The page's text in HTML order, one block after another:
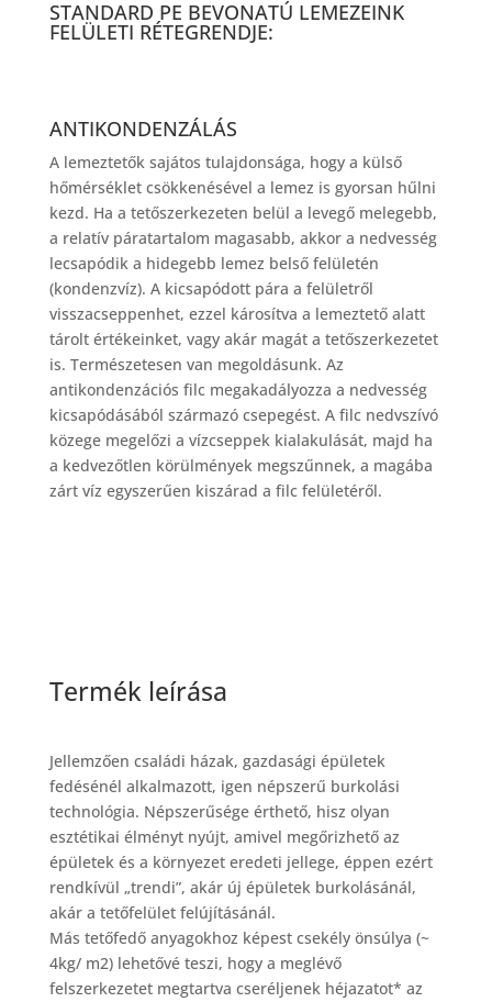
STANDARD PE BEVONATÚ LEMEZEINK
FELÜLETI RÉTEGRENDJE:
ANTIKONDENZÁLÁS
A lemeztetők sajátos tulajdonsága, hogy a külső
hőmérséklet csökkenésével a lemez is gyorsan hűlni
kezd. Ha a tetőszerkezeten belül a levegő melegebb,
a relatív páratartalom magasabb, akkor a nedvesség
lecsapódik a hidegebb lemez belső felületén
(kondenzvíz). A kicsapódott pára a felületről
visszacseppenhet, ezzel károsítva a lemeztető alatt
tárolt értékeinket, vagy akár magát a tetőszerkezetet
is. Természetesen van megoldásunk. Az
antikondenzációs filc megakadályozza a nedvesség
kicsapódásából származó csepegést. A filc nedvszívó
közege megelőzi a vízcseppek kialakulását, majd ha
a kedvezőtlen körülmények megszűnnek, a magába
zárt víz egyszerűen kiszárad a filc felületéről.
Termék leírása
Jellemzően családi házak, gazdasági épületek
fedésénél alkalmazott, igen népszerű burkolási
technológia. Népszerűsége érthető, hisz olyan
esztétikai élményt nyújt, amivel megőrizhető az
épületek és a környezet eredeti jellege, éppen ezért
rendkívül „trendi”, akár új épületek burkolásánál,
akár a tetőfelület felújításánál.
Más tetőfedő anyagokhoz képest csekély önsúlya (~
4kg/ m2) lehetővé teszi, hogy a meglévő
felszerkezetet megtartva cseréljenek héjazatot* az